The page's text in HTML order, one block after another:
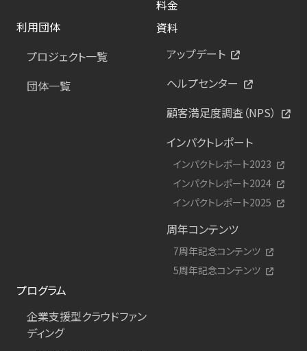
料金
利用団体
プロジェクト一覧
団体一覧
資料
アップデート
ヘルプセンター
顧客満足度調査（NPS）
インパクトレポート
インパクトレポート2023
インパクトレポート2024
インパクトレポート2025
周年コンテンツ
7周年記念コンテンツ
5周年記念コンテンツ
プログラム
企業支援型クラウドファン
ディング